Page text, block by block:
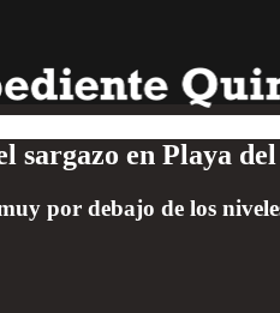
sargazo en Playa
por debajo de los